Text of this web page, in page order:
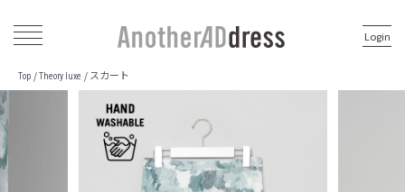
Login
Top / Theory luxe / スカート